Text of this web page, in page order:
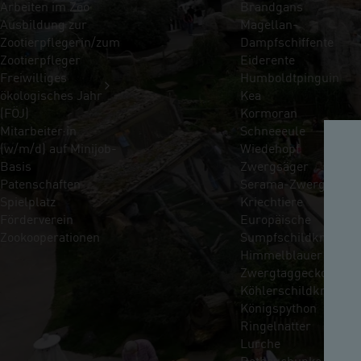
Arbeiten im Zoo
Ausbildung zur
Zootierpflegerin/zum
Zootierpfleger
Freiwilliges
ökologisches Jahr
(FÖJ)
Mitarbeiter:in
(w/m/d) auf Minijob-
Basis
Patenschaften
Spielplatz
Förderverein
Zookooperationen
Brandgans
Magellan-
Dampfschiffente
Eiderente
Humboldtpinguin
Kea
Kormoran
Schneeeule
Wiedehopf
Zwergsäger
Serama-
Kriechtiere
Europäische
Sumpfschildkröte
Himmelblauer
Zwergtaggecko
Köhlerschildkröte
Königspython
Ringelnatter
Lurche